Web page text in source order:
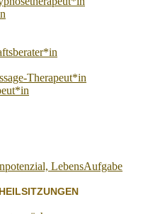
Therapeut*in
LebensAufgabe